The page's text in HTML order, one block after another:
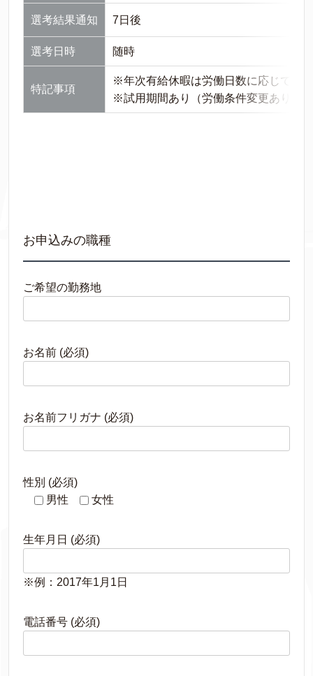
選考結果通知 7日後
選考日時 随時
特記事項
※年次有給休暇は労働日数に応じて付
※試用期間あり（労働条件変更あり）
お申込みの職種
ご希望の勤務地
お名前 (必須)
お名前フリガナ (必須)
性別 (必須)
男性
女性
生年月日 (必須)
※例：2017年1月1日
電話番号 (必須)